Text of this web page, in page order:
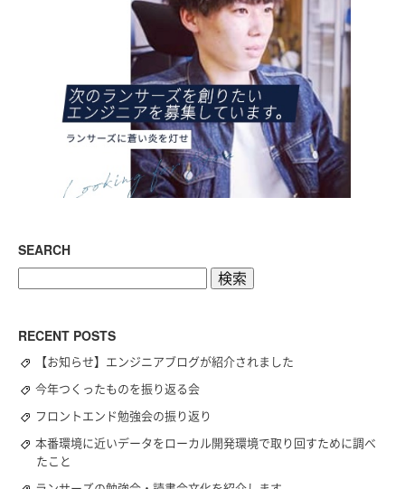
SEARCH
RECENT POSTS
【お知らせ】エンジニアブログが紹介されました
今年つくったものを振り返る会
フロントエンド勉強会の振り返り
本番環境に近いデータをローカル開発環境で取り回すために調べ
たこと